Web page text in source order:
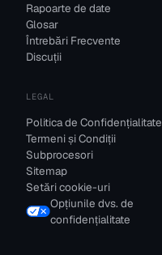
Rapoarte de date
Glosar
Întrebări Frecvente
Discuții
LEGAL
Politica de Confidențialitate
Termeni și Condiții
Subprocesori
Sitemap
Setări cookie-uri
Opțiunile dvs. de
confidențialitate